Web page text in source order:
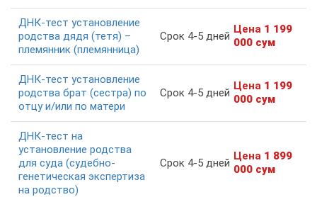
ДНК-тест установление
родства дядя (тетя) –
племянник (племянница)
Срок 4-5 дней
Цена 1 199
000 сум
ДНК-тест установление
родства брат (сестра) по
отцу и/или по матери
Срок 4-5 дней
Цена 1 199
000 сум
ДНК-тест на
установление родства
для суда (судебно-
генетическая экспертиза
на родство)
Срок 4-5 дней
Цена 1 899
000 сум